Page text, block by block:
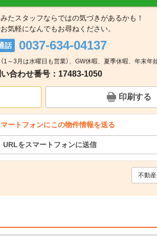
たスタッフならではの気づきがあるかも！
気軽になんでもお尋ねください。
話 0037-634-04137
1～3月は水曜日も営業）、GW休暇、夏季休暇、年末年
合わせ番号：17483-1050
印刷する
ートフォンにこの物件情報を送る
URLをスマートフォンに送信
不動